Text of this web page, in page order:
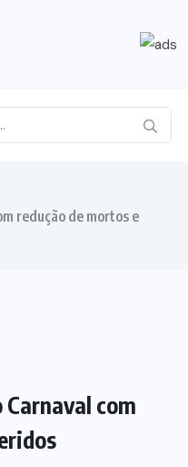
redução de mortos e
Carnaval com